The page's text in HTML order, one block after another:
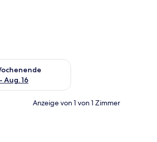
- Aug. 9.
Aug. 16
für nächstes Wochenende, Aug.
Anzeige von 1 von 1 Zimmer